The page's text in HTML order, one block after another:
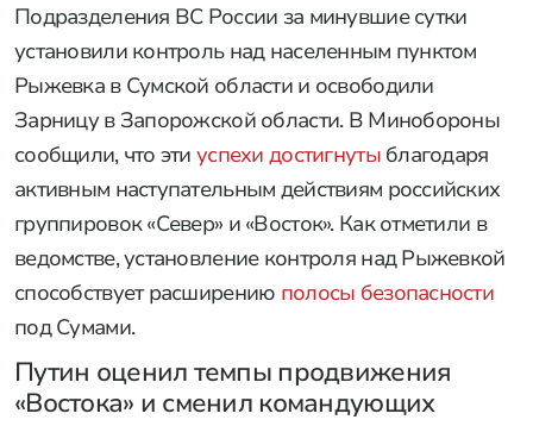
Подразделения ВС России за минувшие сутки
установили контроль над населенным пунктом
Рыжевка в Сумской области и освободили
Зарницу в Запорожской области. В Минобороны
сообщили, что этиуспехи достигнутыблагодаря
активным наступательным действиям российских
группировок «Север» и «Восток». Как отметили в
ведомстве, установление контроля над Рыжевкой
способствует расширению полосы безопасности
под Сумами.
Путин оценил темпы продвижения
«Востока» и сменил командующих